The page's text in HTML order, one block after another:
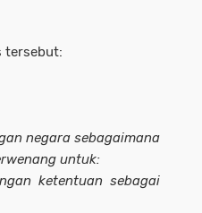
tersebut:
negara sebagaimana
untuk:
ketentuan sebagai